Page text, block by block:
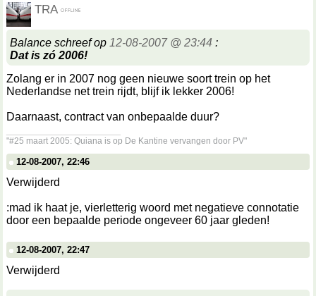
TRA
Balance schreef op 12-08-2007 @ 23:44 :
Dat is zó 2006!
Zolang er in 2007 nog geen nieuwe soort trein op het
Nederlandse net trein rijdt, blijf ik lekker 2006!
Daarnaast, contract van onbepaalde duur?
"#25 maart 2005: Quiana is op De Kantine vervangen door PV"
12-08-2007, 22:46
Verwijderd
:mad ik haat je, vierletterig woord met negatieve connotatie
door een bepaalde periode ongeveer 60 jaar gleden!
12-08-2007, 22:47
Verwijderd